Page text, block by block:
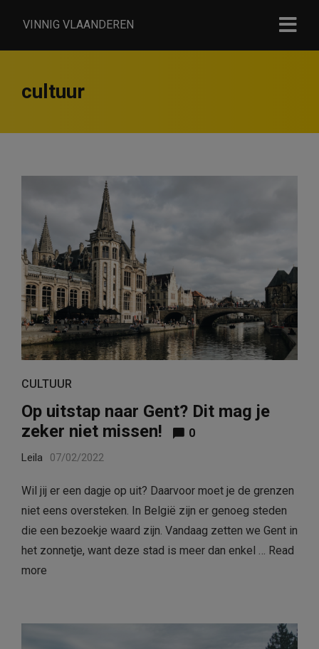
VINNIG VLAANDEREN
cultuur
CULTUUR
Op uitstap naar Gent? Dit mag je
zeker niet missen!
0
Leila 07/02/2022
Wil jij er een dagje op uit? Daarvoor moet je de grenzen
niet eens oversteken. In België zijn er genoeg steden
die een bezoekje waard zijn. Vandaag zetten we Gent in
het zonnetje, want deze stad is meer dan enkel … Read
more